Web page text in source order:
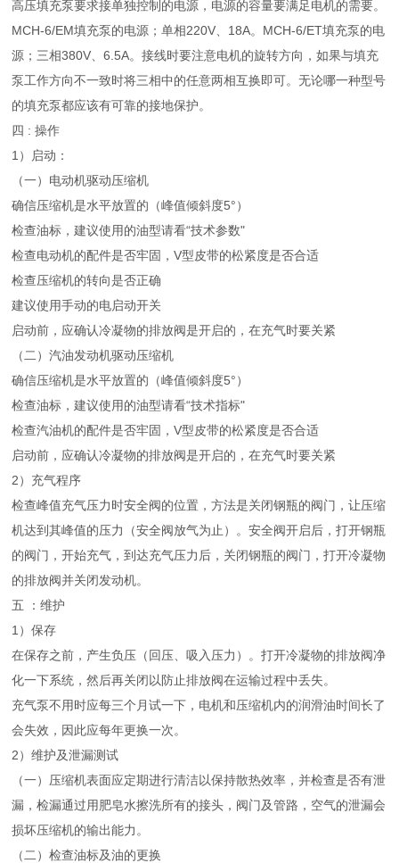
高压填充泵要求接单独控制的电源，电源的容量要满足电机的需要。
MCH-6/EM填充泵的电源；单相220V、18A。MCH-6/ET填充泵的电
源；三相380V、6.5A。接线时要注意电机的旋转方向，如果与填充
泵工作方向不一致时将三相中的任意两相互换即可。无论哪一种型号
的填充泵都应该有可靠的接地保护。
四 : 操作
1）启动：
（一）电动机驱动压缩机
确信压缩机是水平放置的（峰值倾斜度5°）
检查油标，建议使用的油型请看“技术参数"
检查电动机的配件是否牢固，V型皮带的松紧度是否合适
检查压缩机的转向是否正确
建议使用手动的电启动开关
启动前，应确认冷凝物的排放阀是开启的，在充气时要关紧
（二）汽油发动机驱动压缩机
确信压缩机是水平放置的（峰值倾斜度5°）
检查油标，建议使用的油型请看“技术指标"
检查汽油机的配件是否牢固，V型皮带的松紧度是否合适
启动前，应确认冷凝物的排放阀是开启的，在充气时要关紧
2）充气程序
检查峰值充气压力时安全阀的位置，方法是关闭钢瓶的阀门，让压缩
机达到其峰值的压力（安全阀放气为止）。安全阀开启后，打开钢瓶
的阀门，开始充气，到达充气压力后，关闭钢瓶的阀门，打开冷凝物
的排放阀并关闭发动机。
五 ：维护
1）保存
在保存之前，产生负压（回压、吸入压力）。打开冷凝物的排放阀净
化一下系统，然后再关闭以防止排放阀在运输过程中丢失。
充气泵不用时应每三个月试一下，电机和压缩机内的润滑油时间长了
会失效，因此应每年更换一次。
2）维护及泄漏测试
（一）压缩机表面应定期进行清洁以保持散热效率，并检查是否有泄
漏，检漏通过用肥皂水擦洗所有的接头，阀门及管路，空气的泄漏会
损坏压缩机的输出能力。
（二）检查油标及油的更换